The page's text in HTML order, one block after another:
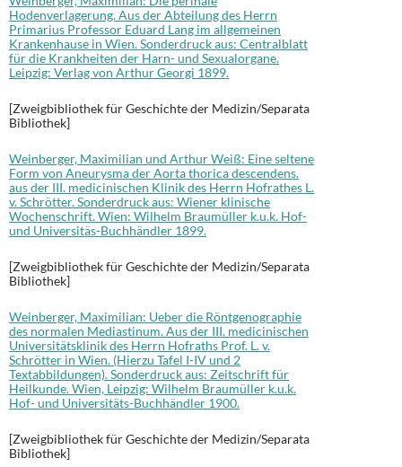
Hodenverlagerung. Aus der Abteilung des Herrn
Primarius Professor Eduard Lang im allgemeinen
Krankenhause in Wien. Sonderdruck aus: Centralblatt
für die Krankheiten der Harn- und Sexualorgane.
Leipzig: Verlag von Arthur Georgi 1899.
[Zweigbibliothek für Geschichte der Medizin/Separata
Bibliothek]
Weinberger, Maximilian und Arthur Weiß: Eine seltene
Form von Aneurysma der Aorta thorica descendens.
aus der III. medicinischen Klinik des Herrn Hofrathes L.
v. Schrötter. Sonderdruck aus: Wiener klinische
Wochenschrift. Wien: Wilhelm Braumüller k.u.k. Hof-
und Universitäs-Buchhändler 1899.
[Zweigbibliothek für Geschichte der Medizin/Separata
Bibliothek]
Weinberger, Maximilian: Ueber die Röntgenographie
des normalen Mediastinum. Aus der III. medicinischen
Universitätsklinik des Herrn Hofraths Prof. L. v.
Schrötter in Wien. (Hierzu Tafel I-IV und 2
Textabbildungen). Sonderdruck aus: Zeitschrift für
Heilkunde. Wien, Leipzig: Wilhelm Braumüller k.u.k.
Hof- und Universitäts-Buchhändler 1900.
[Zweigbibliothek für Geschichte der Medizin/Separata
Bibliothek]